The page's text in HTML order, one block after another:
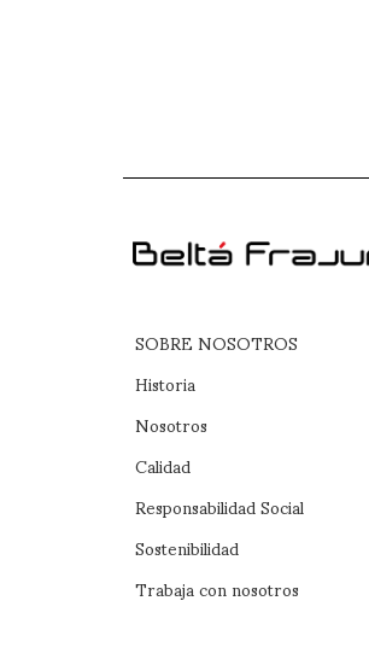
SOBRE NOSOTROS
Historia
Nosotros
Calidad
Responsabilidad Social
Sostenibilidad
Trabaja con nosotros